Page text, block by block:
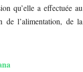
qu’elle a effectuée au
de l’alimentation, de la